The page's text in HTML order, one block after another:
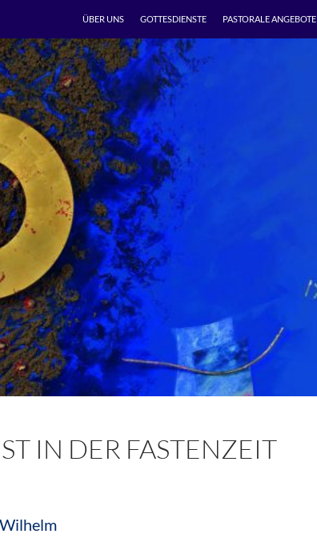
ÜBER UNS GOTTESDIENSTE PASTORALE ANGEBOTE
IN DER FASTENZEIT